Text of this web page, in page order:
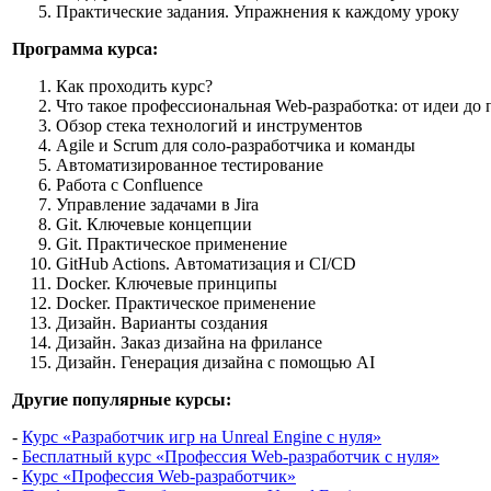
Практические задания. Упражнения к каждому уроку
Программа курса:
Как проходить курс?
Что такое профессиональная Web-разработка: от идеи до
Обзор стека технологий и инструментов
Agile и Scrum для соло-разработчика и команды
Автоматизированное тестирование
Работа с Confluence
Управление задачами в Jira
Git. Ключевые концепции
Git. Практическое применение
GitHub Actions. Автоматизация и CI/CD
Docker. Ключевые принципы
Docker. Практическое применение
Дизайн. Варианты создания
Дизайн. Заказ дизайна на фрилансе
Дизайн. Генерация дизайна с помощью AI
Другие популярные курсы:
- Курс «Разработчик игр на Unreal Engine с нуля»
- Бесплатный курс «Профессия Web-разработчик с нуля»
- Курс «Профессия Web-разработчик»